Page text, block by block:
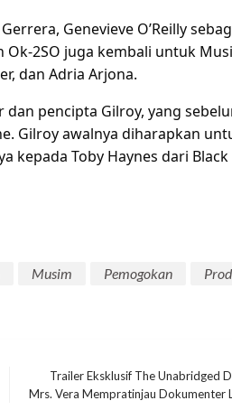
Genevieve O’Reilly
2SO juga kembali untuk
dan Adria Arjona.
pencipta Gilroy, yang
Gilroy awalnya diharapkan
kepada Toby Haynes dari
Musim Pemogokan
Next
Trailer Eksklusif The Unabridged
Mrs. Vera Mempratinjau Dokumenter